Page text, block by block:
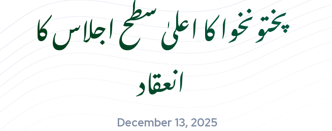
پختونخوا کا اعلیٰ سطح اجلاس کا
انعقاد
December 13, 2025